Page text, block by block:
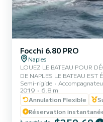
Focchi 6.80 PRO
Naples
LOUEZ LE BATEAU POUR
DE NAPLES LE BATEAU EST
OPTIONNELS POUR
LA MER AU NOM DU
VOUS OFFRONS LES
FACE À LA CHALEUR DE LE
DANS LE PORT DE NAPLES
Semi-rigide
2019
6.8 m
Annulation Flexible
Réservation